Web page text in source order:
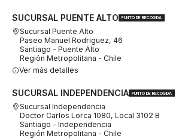
SUCURSAL PUENTE ALTO PUNTO DE RECOGIDA
Sucursal Puente Alto
Paseo Manuel Rodriguez, 46
Santiago - Puente Alto
Región Metropolitana - Chile
Ver más detalles
SUCURSAL INDEPENDENCIA PUNTO DE RECOGIDA
Sucursal Independencia
Doctor Carlos Lorca 1080, Local 3102 B
Santiago - Independencia
Región Metropolitana - Chile